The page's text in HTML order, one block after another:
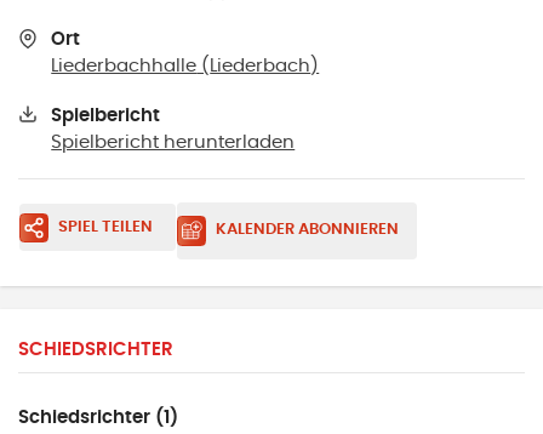
Ort
Liederbachhalle ( Liederbach )
Spielbericht
Spielbericht herunterladen
SPIEL TEILEN KALENDER ABONNIEREN
SCHIEDSRICHTER
Schiedsrichter (1)